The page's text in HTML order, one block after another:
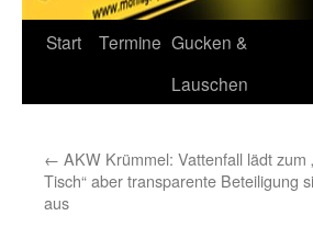
Start Termine Gucken &
Lauschen
← AKW Krümmel: Vattenfall lädt zum
Tisch“ aber transparente Beteiligung
aus